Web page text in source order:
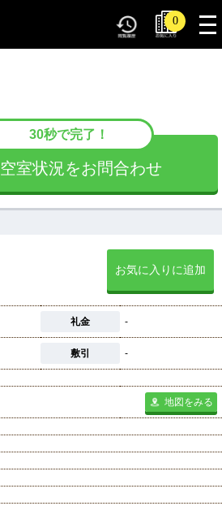
0
30秒で完了！
空室状況をお問合わせ
お気に入りに追加
礼金 -
敷引 -
地図をみる